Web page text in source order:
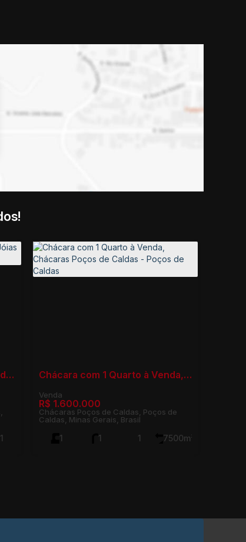
Chácara com 2 Quartos à Venda, Jóias do Vale do Sol - Poços de Caldas
1
Chácara com 1 Quarto à Venda, Chácaras Poços de Caldas - Poços de Caldas
R$ 1.600.000
Chácaras Poços de Caldas, Poços de
Caldas, Minas Gerais, Brasil
1 1 1 7500m²